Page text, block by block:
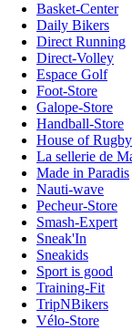
Basket-Center
Daily Bikers
Direct Running
Direct-Volley
Espace Golf
Foot-Store
Galope-Store
Handball-Store
House of Rugby
La sellerie de
Made in Paradis
Nauti-wave
Pecheur-Store
Smash-Expert
Sneak'In
Sneakids
Sport is good
Training-Fit
TripNBikers
Vélo-Store